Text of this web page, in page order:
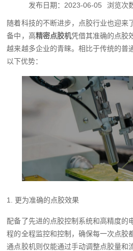
发布日期： 2023-06-05 浏览次
随着科技的不断进步，点胶行业也迎来
备中，高精密点胶机凭借其准确的点胶
越来越多企业的青睐。相比于传统的普
以下优势：
1. 更为准确的点胶效果
配备了先进的点胶控制系统和高精度的
程的全程监控和控制，确保每一次点胶
通点胶机则仅能通过手动调整点胶量和